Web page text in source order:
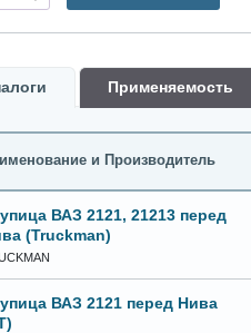
Применяемость
и Производитель
ВАЗ 2121, 21213 перед
(Truckman)
ВАЗ 2121 перед Нива